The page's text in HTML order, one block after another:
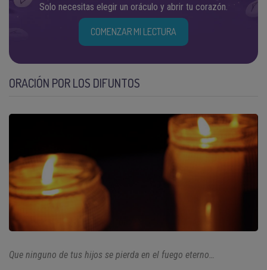
Solo necesitas elegir un oráculo y abrir tu corazón.
COMENZAR MI LECTURA
ORACIÓN POR LOS DIFUNTOS
Que ninguno de tus hijos se pierda en el fuego eterno…